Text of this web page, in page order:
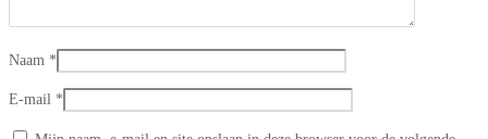
Naam *
E-mail *